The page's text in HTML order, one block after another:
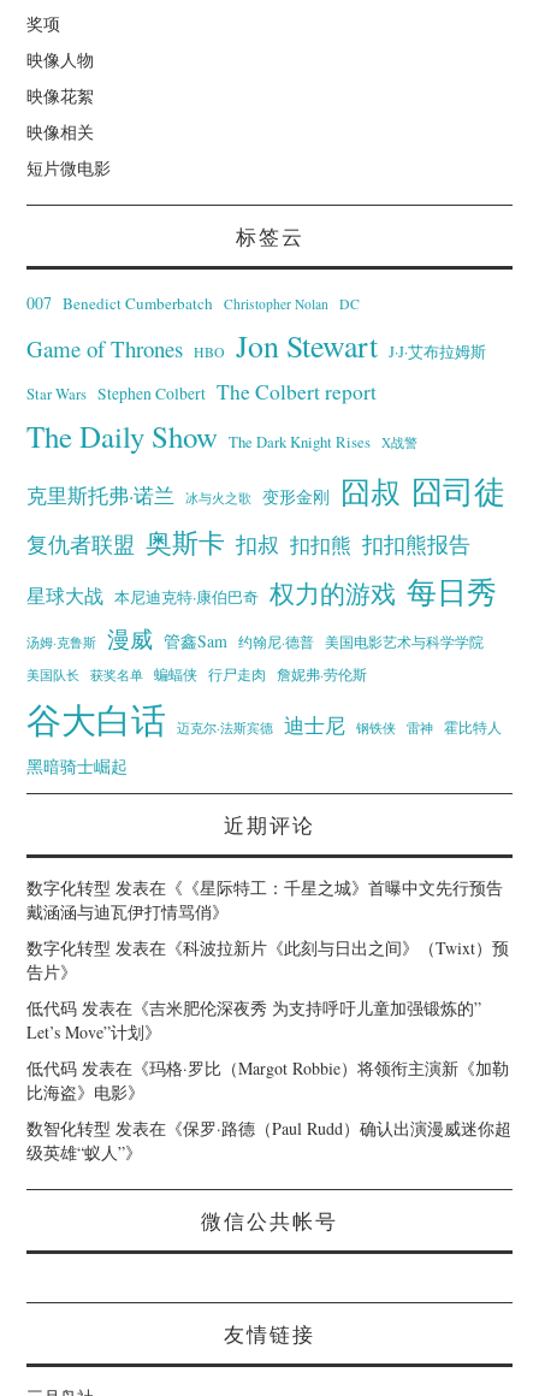
奖项
映像人物
映像花絮
映像相关
短片微电影
标签云
007 Benedict Cumberbatch Christopher Nolan DC
Game of Thrones HBO Jon Stewart J·J·艾布拉姆斯
Star Wars Stephen Colbert The Colbert report
The Daily Show The Dark Knight Rises X战警
克里斯托弗·诺兰 冰与火之歌 变形金刚 囧叔 囧司徒
复仇者联盟 奥斯卡 扣叔 扣扣熊 扣扣熊报告
星球大战 本尼迪克特·康伯巴奇 权力的游戏 每日秀
汤姆·克鲁斯 漫威 管鑫Sam 约翰尼·德普
美国电影艺术与科学学院
美国队长
获奖名单 蝙蝠侠 行尸走肉 詹妮弗·劳伦斯
谷大白话 迈克尔·法斯宾德 迪士尼 钢铁侠 雷神 霍比特人
黑暗骑士崛起
近期评论
数字化转型 发表在《 《星际特工：千星之城》首曝中文先行预告
戴涵涵与迪瓦伊打情骂俏》
数字化转型 发表在《科波拉新片《此刻与日出之间》（Twixt）预
告片》
低代码 发表在《吉米肥伦深夜秀 为支持呼吁儿童加强锻炼的”
Let’s Move”计划》
低代码 发表在《玛格·罗比（Margot Robbie）将领衔主演新《加勒
比海盗》电影》
数智化转型 发表在《保罗·路德（Paul Rudd）确认出演漫威迷你超
级英雄“蚁人”》
微信公共帐号
友情链接